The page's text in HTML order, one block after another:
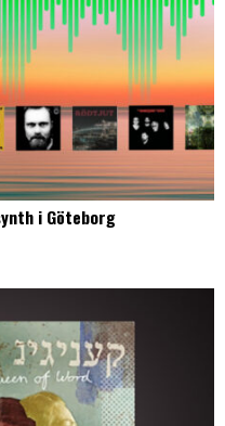
i Göteborg